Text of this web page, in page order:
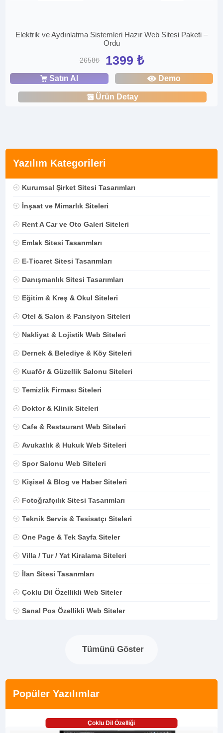
Yazılım Kategorileri
Kurumsal Şirket Sitesi Tasarımları
İnşaat ve Mimarlık Siteleri
Rent A Car ve Oto Galeri Siteleri
Emlak Sitesi Tasarımları
E-Ticaret Sitesi Tasarımları
Danışmanlık Sitesi Tasarımları
Eğitim & Kreş & Okul Siteleri
Otel & Salon & Pansiyon Siteleri
Nakliyat & Lojistik Web Siteleri
Dernek & Belediye & Köy Siteleri
Kuaför & Güzellik Salonu Siteleri
Temizlik Firması Siteleri
Doktor & Klinik Siteleri
Cafe & Restaurant Web Siteleri
Avukatlık & Hukuk Web Siteleri
Spor Salonu Web Siteleri
Kişisel & Blog ve Haber Siteleri
Fotoğrafçılık Sitesi Tasarımları
Teknik Servis & Tesisatçı Siteleri
One Page & Tek Sayfa Siteler
Villa / Tur / Yat Kiralama Siteleri
İlan Sitesi Tasarımları
Çoklu Dil Özellikli Web Siteler
Sanal Pos Özellikli Web Siteler
Tümünü Göster
Popüler Yazılımlar
Çoklu Dil Özelliği
Elektrik ve Aydınlatma Sistemleri Hazır Web Sitesi Paketi –
Ordu
2658₺ 1399 ₺
Satın Al Demo
Ürün Detay